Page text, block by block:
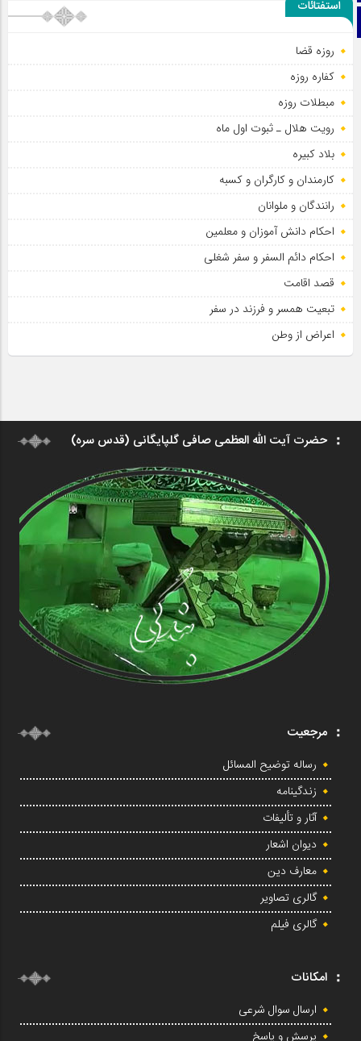
تلگرام
استفتائات
روزه قضا
کفاره روزه
مبطلات روزه
رویت هلال ـ ثبوت اول ماه
بلاد کبیره
کارمندان و کارگران و کسبه
رانندگان و ملوانان
احکام دانش آموزان و معلمین
احکام دائم السفر و سفر شغلی
قصد اقامت
تبعیت همسر و فرزند در سفر
اعراض از وطن
حضرت آیت الله العظمی صافی گلپایگانی (قدس سره)
مرجعیت
رساله توضیح المسائل
زندگینامه
آثار و تألیفات
دیوان اشعار
معارف دین
گالری تصاویر
گالری فیلم
امکانات
ارسال سوال شرعی
پرسش و پاسخ